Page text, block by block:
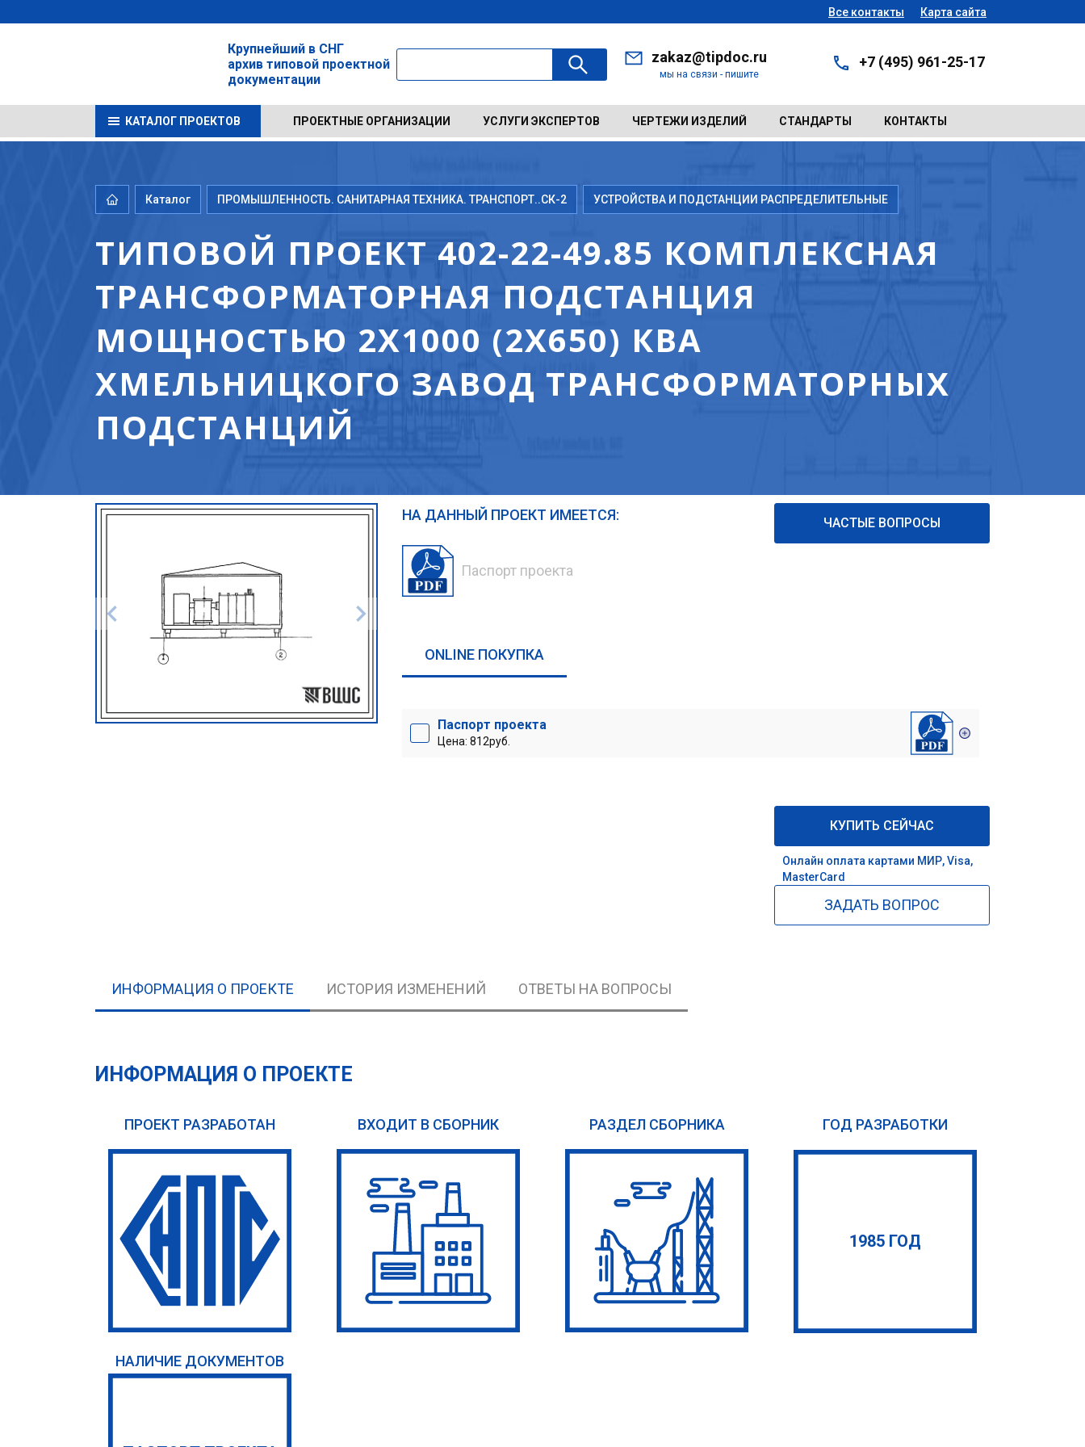
Все контакты Карта сайта
Крупнейший в СНГ
архив типовой проектной
документации
zakaz@tipdoc.ru
мы на связи - пишите
+7 (495) 961-25-17
КАТАЛОГ ПРОЕКТОВ ПРОЕКТНЫЕ ОРГАНИЗАЦИИ УСЛУГИ ЭКСПЕРТОВ ЧЕРТЕЖИ ИЗДЕЛИЙ СТАНДАРТЫ КОНТАКТЫ
Каталог ПРОМЫШЛЕННОСТЬ. САНИТАРНАЯ ТЕХНИКА. ТРАНСПОРТ..СК-2 УСТРОЙСТВА И ПОДСТАНЦИИ РАСПРЕДЕЛИТЕЛЬНЫЕ
ТИПОВОЙ ПРОЕКТ 402-22-49.85 КОМПЛЕКСНАЯ
ТРАНСФОРМАТОРНАЯ ПОДСТАНЦИЯ
МОЩНОСТЬЮ 2Х1000 (2Х650) КВА
ХМЕЛЬНИЦКОГО ЗАВОД ТРАНСФОРМАТОРНЫХ
ПОДСТАНЦИЙ
НА ДАННЫЙ ПРОЕКТ ИМЕЕТСЯ:
Паспорт проекта
ЧАСТЫЕ ВОПРОСЫ
ONLINE ПОКУПКА
Паспорт проекта
Цена: 812руб.
КУПИТЬ СЕЙЧАС
Онлайн оплата картами МИР, Visa,
MasterCard
ЗАДАТЬ ВОПРОС
ИНФОРМАЦИЯ О ПРОЕКТЕ ИСТОРИЯ ИЗМЕНЕНИЙ ОТВЕТЫ НА ВОПРОСЫ
ИНФОРМАЦИЯ О ПРОЕКТЕ
ПРОЕКТ РАЗРАБОТАН ВХОДИТ В СБОРНИК РАЗДЕЛ СБОРНИКА ГОД РАЗРАБОТКИ
1985 ГОД
НАЛИЧИЕ ДОКУМЕНТОВ